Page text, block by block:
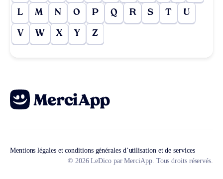
L M N O P Q R S T U
V W X Y Z
Mentions légales et conditions générales d’utilisation et de services
© 2026 LeDico par MerciApp. Tous droits réservés.